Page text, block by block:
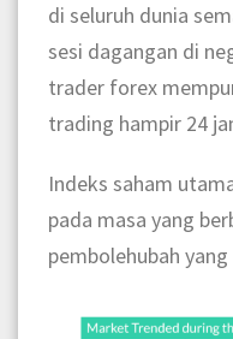
di seluruh dunia
sesi dagangan di
trader forex
trading hampir 24
Indeks saham
pada masa yang
pembolehubah yang